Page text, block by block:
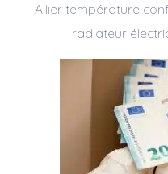
Allier température
radiateur